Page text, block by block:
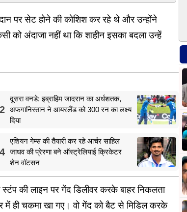
पर सेट होने की कोशिश कर रहे थे और उन्होंने
को अंदाजा नहीं था कि शाहीन इसका बदला उन्हें
2
दूसरा वनडे: इब्राहिम जादरान का अर्धशतक,
अफगानिस्तान ने आयरलैंड को 300 रन का लक्ष्य
दिया
4
एशियन गेम्स की तैयारी कर रहे आर्चर साहिल
जाधव की प्रेरणा बने ऑस्ट्रेलियाई क्रिकेटर
शेन वॉटसन
की लाइन पर गेंद डिलीवर करके बाहर निकलता
ही चकमा खा गए। वो गेंद को बैट से मिडिल करके